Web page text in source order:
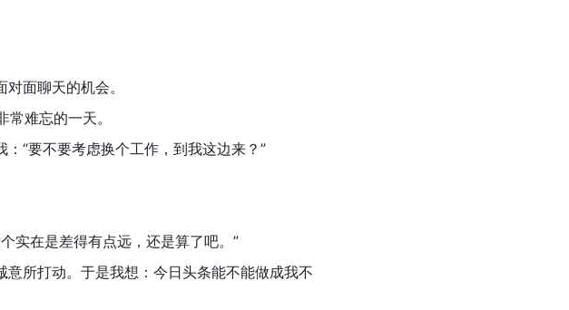
面聊天的机会。
难忘的一天。
“要不要考虑换个工作，到我这边来？”
实在是差得有点远，还是算了吧。”
所打动。于是我想：今日头条能不能做成我不